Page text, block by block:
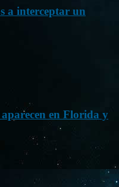
a interceptar un
en Florida y